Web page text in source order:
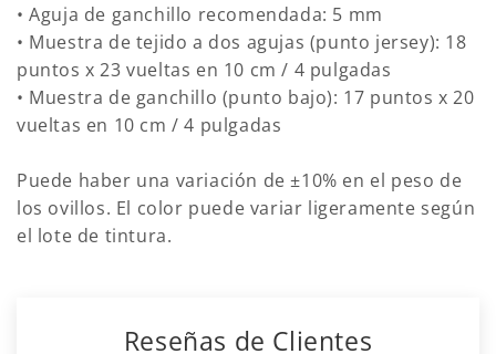
• Aguja de ganchillo recomendada: 5 mm
• Muestra de tejido a dos agujas (punto jersey): 18
puntos x 23 vueltas en 10 cm / 4 pulgadas
• Muestra de ganchillo (punto bajo): 17 puntos x 20
vueltas en 10 cm / 4 pulgadas
Puede haber una variación de ±10% en el peso de
los ovillos. El color puede variar ligeramente según
el lote de tintura.
Reseñas de Clientes